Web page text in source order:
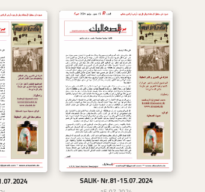
تحميل
SALIK- Nr.81-15.07.2024